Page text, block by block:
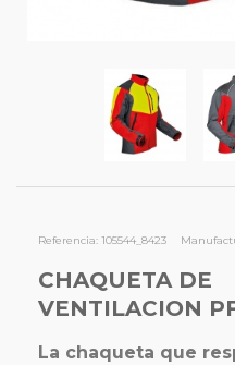
Referencia: 105544_8423
CHAQUETA DE
VENTILACION
La chaqueta que